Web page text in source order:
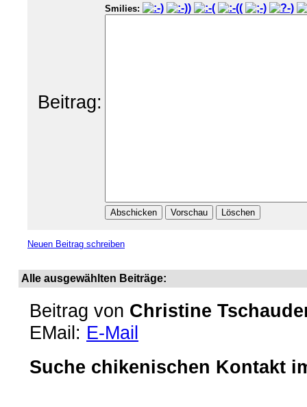
Beitrag:
Smilies:
Neuen Beitrag schreiben
Alle ausgewählten Beiträge:
Beitrag von Christine
EMail: E-Mail
Suche chikenischen Kontakt